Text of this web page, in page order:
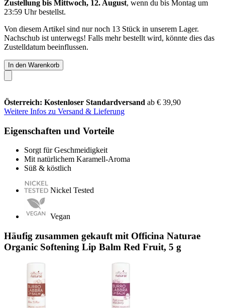
Zustellung bis Mittwoch, 12. August, wenn du bis Montag um
23:59 Uhrbestellst.
Von diesem Artikel sind nur noch 13 Stück in unserem Lager.
Nachschub ist unterwegs! Falls mehr bestellt wird, könnte dies das
Zustelldatum beeinflussen.
In den Warenkorb
Österreich: Kostenloser Standardversand ab € 39,90
Weitere Infos zu Versand & Lieferung
Eigenschaften und Vorteile
Sorgt für Geschmeidigkeit
Mit natürlichem Karamell-Aroma
Süß & köstlich
Nickel Tested
Vegan
Häufig zusammen gekauft mit Officina Naturae
Organic Softening Lip Balm Red Fruit, 5 g